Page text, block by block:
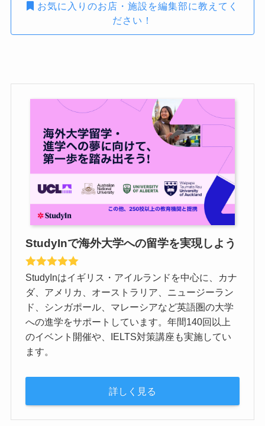
お気に入りのお店・施設を編集部に教えてく
ださい！
StudyInで海外大学への留学を実現しよう
StudyInはイギリス・アイルランドを中心に、カナ
ダ、アメリカ、オーストラリア、ニュージーラン
ド、シンガポール、マレーシアなど英語圏の大学
への進学をサポートしています。年間140回以上
のイベント開催や、IELTS対策講座も実施してい
ます。
詳しく見る